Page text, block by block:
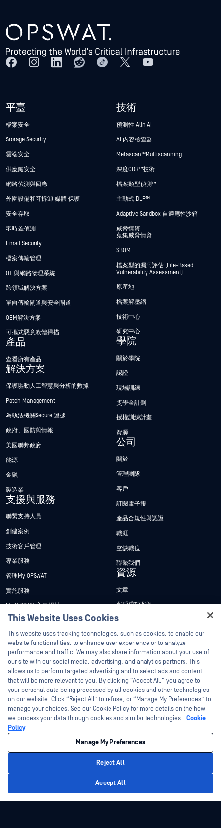
平臺
檔案安全
Storage Security
雲端安全
供應鏈安全
網路偵測與回應
外圍設備和可拆卸 媒體 保護
安全存取
零時差偵測
Email Security
檔案傳輸管理
OT 與網路物理系統
跨領域解決方案
單向傳輸閘道與安全閘道
OEM解決方案
可攜式惡意軟體掃描
產品
查看所有產品
解決方案
保護驅動人工智慧與分析的數據
Patch Management
為執法機關Secure 證據
政府、國防與情報
美國聯邦政府
能源
金融
製造業
支援與服務
聯繫支持人員
創建案例
技術客戶管理
專業服務
管理My OPSWAT
實施服務
My OPSWAT 入口網站
技術檔案
訓練
漏洞通報計畫
合作夥伴
認證
技術合作夥伴
管道合作夥伴計劃
技術
預測性 Alin AI
AI 內容檢查器
Metascan™ Multiscanning
深度CDR™技術
檔案類型偵測™
主動式 DLP™
Adaptive Sandbox 自適應性沙箱
威脅情資
蒐集威脅情資
SBOM
檔案型的漏洞評估 (File-Based
Vulnerability Assessment)
原產地
檔案解壓縮
技術中心
研究中心
學院
關於學院
認證
現場訓練
獎學金計劃
授權訓練計畫
資源
公司
關於
管理團隊
客戶
訂閱電子報
產品合規性與認證
職涯
空缺職位
聯繫我們
資源
文章
客戶成功案例
新聞稿
新聞報導
網路研討會
產品型錄
白皮書
免費工具
©2026OPSWAT . 保留所有權利。OPSWAT、MetaDefender、Metascan、
MetaAccess、OPSWAT 、Trust no File. Trust No Device.、OPSWAT 、Protecting the
World's Critical Infrastructure、Deep CDR™ Technology、InQuest、InQuest標誌、
DFI、RetroHunt、Deep File Inspection 及 Join the Hunt 均為OPSWAT 之商標。第三
管理 Cookie 偏好
This Website Uses Cookies
This website uses tracking technologies, such as cookies, to enable our
website functionalities, to enhance user experience or to analyze
performance and traffic. We may also share information about your use of
our site with our social media, advertising, and analytics partners. This
allows us to perform targeted advertising and to select ads and content
that will be more relevant to you. By clicking “Accept All,” you agree to
your personal data being processed by all cookies and other technologies
on our website. Click “Reject All” to refuse, or “Manage My Preferences” to
manage your choices. See our Cookie Policy for more details on the how
we process your data through cookies and similar technologies: Cookie
Policy
Manage My Preferences
Reject All
Accept All
Hey there!
I'm Ozzy, your OPSWAT virtual assistant.
How can I help you secure what's critical
today?